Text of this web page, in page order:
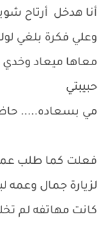
أنا هدخل أرتاح
وعلي فكرة بلغي
معاها ميعاد
حبيبتي
مي بسعاده.....
فعلت كما طلب
لزيارة جمال وعمه
كانت مهاتفه لم